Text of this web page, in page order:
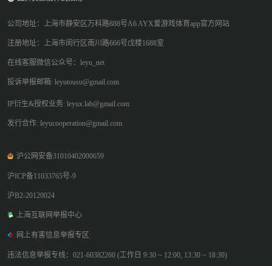
公司地址：上海市静安区万科路888号A6 AYX爱游戏体育app官方网站
注册地址：上海市闵行区南川路666号戊楼1688室
在线客服微信公众号：leyu_net
投诉举报邮箱: leyutousu@gmail.com
IP衍生&授权业务: leyux.lab@gmail.com
发行合作: leyucooperation@gmail.com
沪公网安备31010402000659
沪ICP备11033765号-9
沪B2-20120024
上海互联网举报中心
网上有害信息举报专区
违法信息举报专线：021-60382260 (工作日 9:30 ~ 12:00, 13:30 ~ 18:30)